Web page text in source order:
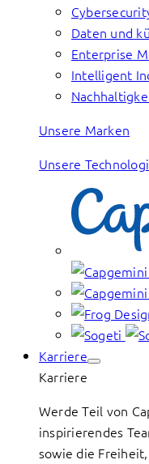
Daten und
Enterprise
Intelligent
Unsere Marken
Unsere
Karriere
Karriere
Werde Teil von
inspirierendes
sowie die